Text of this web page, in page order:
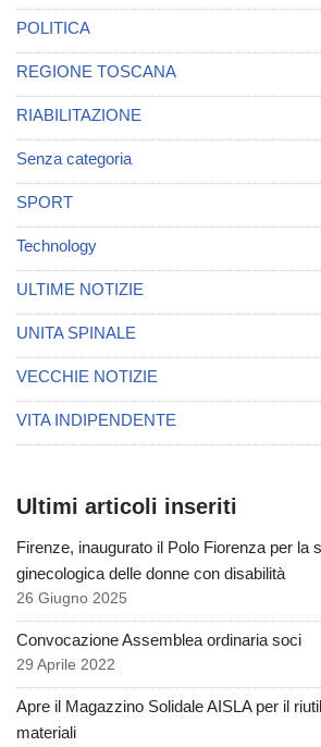
POLITICA
REGIONE TOSCANA
RIABILITAZIONE
Senza categoria
SPORT
Technology
ULTIME NOTIZIE
UNITA SPINALE
VECCHIE NOTIZIE
VITA INDIPENDENTE
Ultimi articoli inseriti
Firenze, inaugurato il Polo Fiorenza per la
ginecologica delle donne con disabilità
26 Giugno 2025
Convocazione Assemblea ordinaria soci
29 Aprile 2022
Apre il Magazzino Solidale AISLA per il
materiali